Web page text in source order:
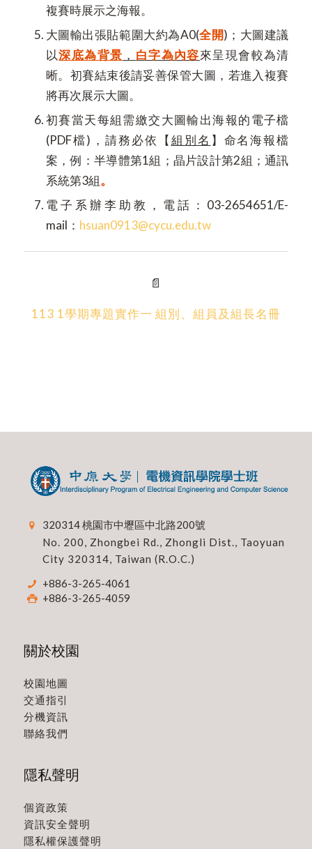
複賽時展示之海報。
大圖輸出張貼範圍大約為A0(全開)；大圖建議
以深底為背景 ， 白字為內容來呈現會較為清
晰。初賽結束後請妥善保管大圖，若進入複賽
將再次展示大圖。
初賽當天每組需繳交大圖輸出海報的電子檔
(PDF檔)，請務必依【組別名 】命名海報檔
案，例：半導體第1組；晶片設計第2組；通訊
系統第3組。
電子系辦李助教，電話：03-2654651/E-
mail： hsuan0913@cycu.edu.tw
📄
113 1學期專題實作一 組別、組員及組長名冊
320314 桃園市中壢區中北路200號
No. 200, Zhongbei Rd., Zhongli Dist., Taoyuan
City 320314, Taiwan (R.O.C.)
+886-3-265-4061
+886-3-265-4059
關於校園
校園地圖
交通指引
分機資訊
聯絡我們
隱私聲明
個資政策
資訊安全聲明
隱私權保護聲明